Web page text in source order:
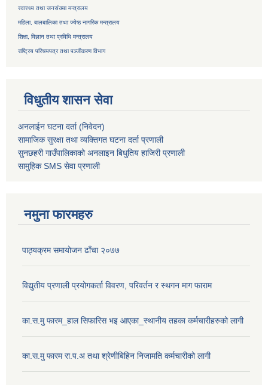
स्वास्थ्य तथा जनसंख्या मन्त्रालय
महिला, बालबालिका तथा ज्येष्ठ नागरिक मन्त्रालय
शिक्षा, विज्ञान तथा प्रविधि मन्त्रालय
राष्ट्रिय परिचयपत्र तथापञ्जीकरण विभाग
विधुतीय शासन सेवा
अनलाईन घटना दर्ता (निवेदन)
सामाजिक सुरक्षा तथा व्यक्तिगत घटना दर्ताप्रणाली
सुनछहरी गाउँपालिकाको अनलाइन बिधुतिय हाजिरी प्रणाली
सामुहिकSMS सेवाप्रणाली
नमुना फारमहरु
पाठ्यक्रम समायोजन ढाँचा २०७७
विद्युतीय प्रणाली प्रयोगकर्ता विवरण, परिवर्तन र स्थगन माग फाराम
का.स.मु फारम_हाल सिफारिस भइ आएका_स्थानीय तहका कर्मचारीहरुको लागी
का.स.मु फारम रा.प.अ तथा श्रेणीबिहिन निजामति कर्मचारीको लागी